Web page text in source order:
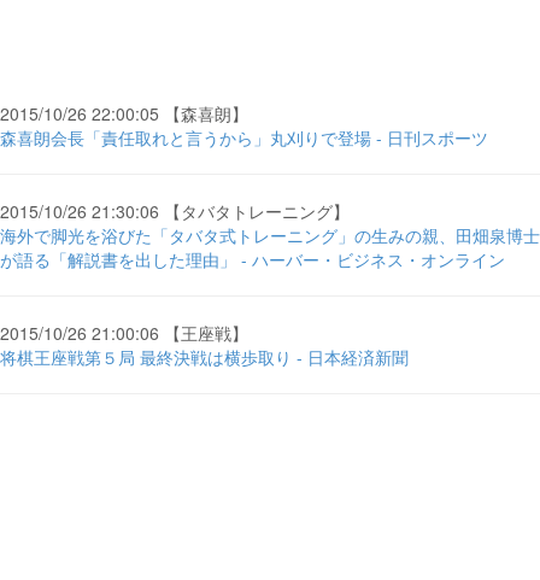
2015/10/26 22:00:05 【森喜朗】
森喜朗会長「責任取れと言うから」丸刈りで登場 - 日刊スポーツ
2015/10/26 21:30:06 【タバタトレーニング】
海外で脚光を浴びた「タバタ式トレーニング」の生みの親、田畑泉博士
が語る「解説書を出した理由」 - ハーバー・ビジネス・オンライン
2015/10/26 21:00:06 【王座戦】
将棋王座戦第５局 最終決戦は横歩取り - 日本経済新聞